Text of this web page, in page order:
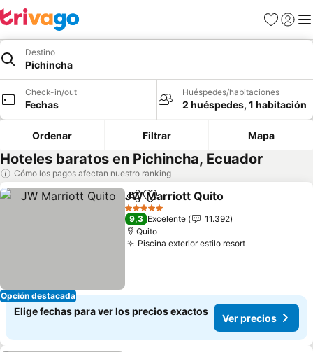
Favoritos
Iniciar
Destino
Pichincha
Check-in/out
Fechas
Huéspedes/habitaciones
2 huéspedes, 1 habitación
Ordenar Filtrar Mapa
Hoteles baratos en Pichincha, Ecuador
Cómo los pagos afectan nuestro ranking
Opción destacada
CompartirAgregar a favoritos
JW Marriott Quito
5 Estrellas
9,3 Excelente
11.392
Quito
Piscina exterior estilo resort
Elige fechas para ver los precios exactos
Ver precios